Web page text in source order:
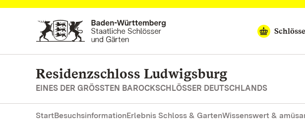
Zum Hauptinhalt springen
Residenzschloss Ludwigsburg
EINES DER GRÖSSTEN BAROCKSCHLÖSSER DEUTSCHLANDS
StartBesuchsinformationErlebnis Schloss & GartenWissenswert &